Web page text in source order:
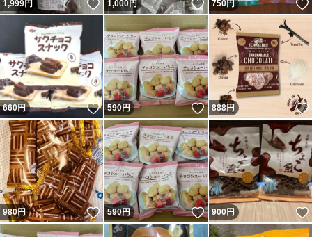
1,999円 いいね！
1,000円 いいね！
750円
660円 いいね！
590円 いいね！
888円
980円 いいね！
590円 いいね！
900円